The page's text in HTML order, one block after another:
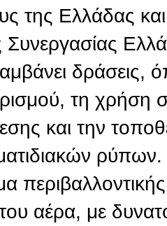
της Ελλάδας
Συνεργασίας
δράσεις,
τη χρήση
και την
αέρα, με